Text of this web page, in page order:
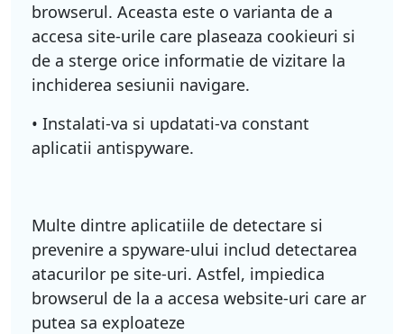
browserul. Aceasta este o varianta de a
accesa site-urile care plaseaza cookieuri si
de a sterge orice informatie de vizitare la
inchiderea sesiunii navigare.
• Instalati-va si updatati-va constant
aplicatii antispyware.
Multe dintre aplicatiile de detectare si
prevenire a spyware-ului includ detectarea
atacurilor pe site-uri. Astfel, impiedica
browserul de la a accesa website-uri care ar
putea sa exploateze